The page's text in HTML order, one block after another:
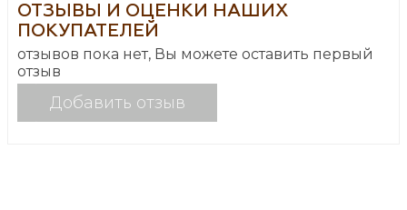
ОТЗЫВЫ И ОЦЕНКИ НАШИХ
ПОКУПАТЕЛЕЙ
отзывов пока нет, Вы можете оставить первый
отзыв
Добавить отзыв